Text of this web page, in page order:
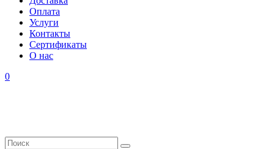
Оплата
Услуги
Контакты
Cертификаты
О нас
0